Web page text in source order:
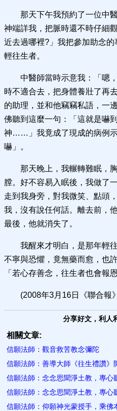
那天下午我預約了一位中
神端詳我，把脈時還不時仔細
近去過哪裡?」我把參加助念
輕往生者。
中醫師當時示意我：「嗯
時不適合去，把身體養壯了再
的助理，並和他竊竊私語，一
佛聽到這麼一句：「這就是
神……」我竟成了現成的病例
嚇」。
那天晚上，我輾轉難眠，
膛。好不容易入眠後，我做了
走到我身旁，對我微笑、點頭
我，沒有說任何話。離去前，
最後，他就消失了。
我醒來才明白，是那年輕
不寧與恐懼，竟無藥而愈，也
「若心存善念，往生者也會報恩
(2008年3月16日《聯合報
分享好文，利人
相關文章:
信願法師：觀音救苦教念彌陀
信願法師：善導大師《往生禮讚》
信願法師：念念思聞淨土教，專心
信願法師：念念思聞淨土教，專心
信願法師：仰願神光蒙授手，乘佛